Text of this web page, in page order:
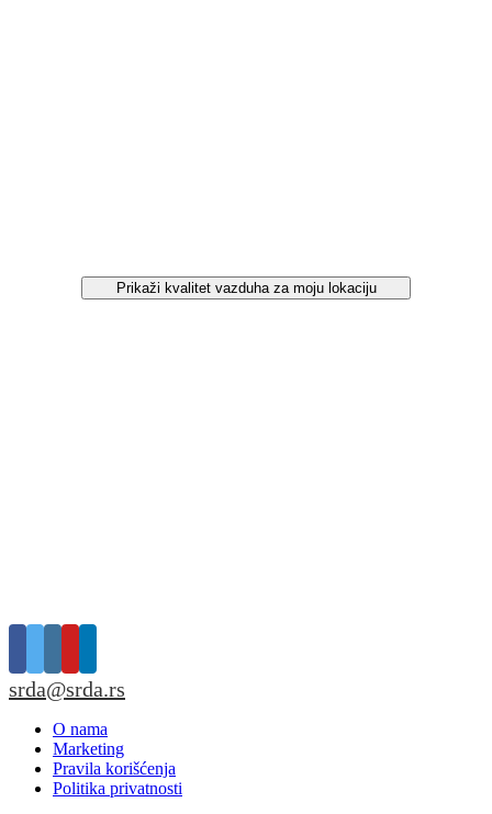
Prikaži kvalitet vazduha za moju lokaciju
srda@srda.rs
O nama
Marketing
Pravila korišćenja
Politika privatnosti